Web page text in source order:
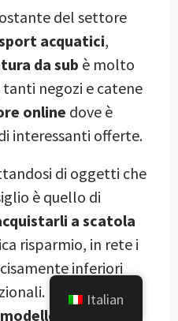
del settore
acquatici,
da sub è molto
negozi e catene
online dove è
interessanti offerte.
di oggetti che
è quello di
a scatola
risparmio, in rete i
inferiori
Pertanto, il
modello giusto in
Italian